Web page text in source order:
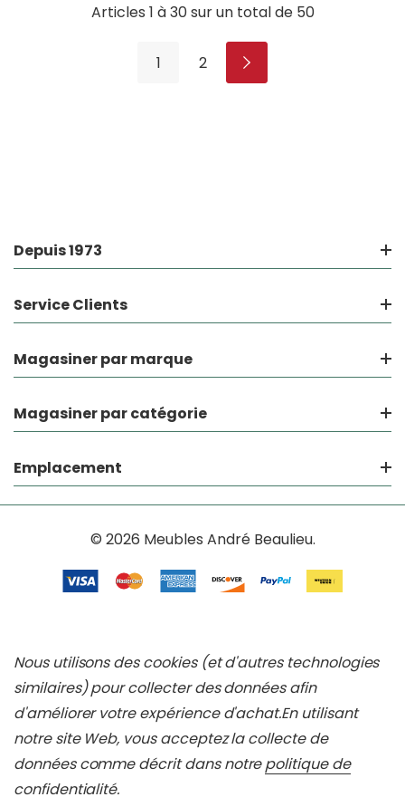
Articles 1 à30sur un total de 50
1 2
Depuis 1973
Service Clients
Magasiner par marque
Magasiner par catégorie
Emplacement
© 2026 Meubles André Beaulieu.
Nous utilisons des cookies (et d'autres technologies
similaires) pour collecter des données afin
d'améliorer votre expérience d'achat.En utilisant
notre site Web, vous acceptez la collecte de
données comme décrit dans notrepolitique de
confidentialité.